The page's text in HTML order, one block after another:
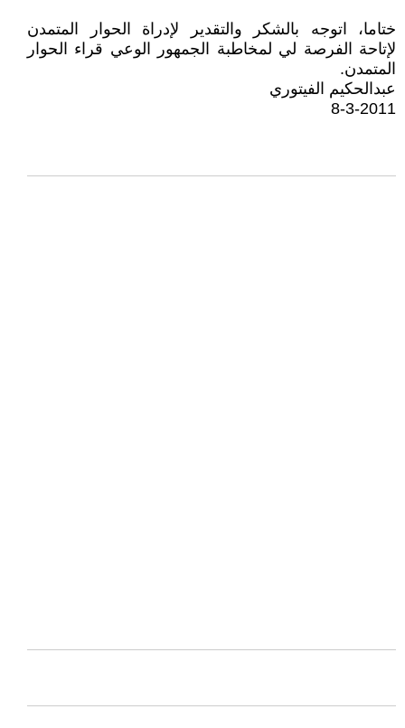
ختاما، اتوجه بالشكر والتقدير لإدراة الحوار المتمدن
لإتاحة الفرصة لي لمخاطبة الجمهور الوعي قراء الحوار
المتمدن.
عبدالحكيم الفيتوري
8-3-2011